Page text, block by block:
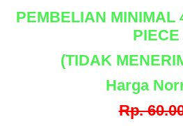
PEMBELIAN MINIMAL
PIECE
(TIDAK
Harga
Rp.